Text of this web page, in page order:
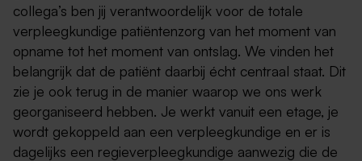
collega’s ben jij verantwoordelijk voor de totale
verpleegkundige patiëntenzorg van het moment van
opname tot het moment van ontslag. We vinden het
belangrijk dat de patiënt daarbij écht centraal staat. Dit
zie je ook terug in de manier waarop we ons werk
georganiseerd hebben. Je werkt vanuit een etage, je
wordt gekoppeld aan een verpleegkundige en er is
dagelijks een regieverpleegkundige aanwezig die de